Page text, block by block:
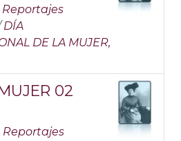
Reportajes
DÍA
DE LA MUJER,
02
Reportajes